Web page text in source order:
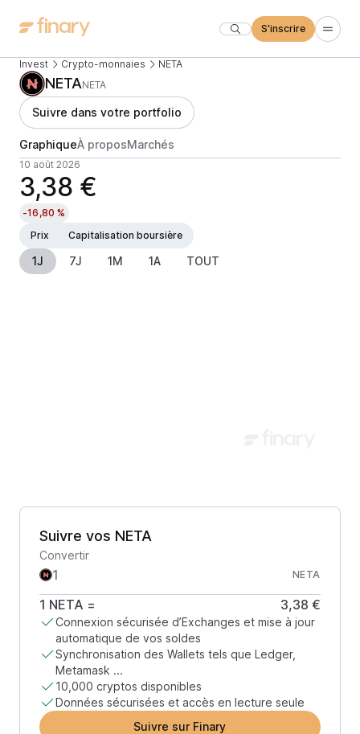
S'inscrire
Invest Crypto-monnaies NETA
NETANETA
Suivre dans votre portfolio
GraphiqueÀ proposMarchés
10 août 2026
3,38 €
-16,80 %
Prix
Capitalisation boursière
1J 7J 1M 1A TOUT
Suivre vos NETA
Convertir
NETA
1 NETA = 3,38 €
Connexion sécurisée d’Exchanges et mise à jour
automatique de vos soldes
Synchronisation des Wallets tels que Ledger,
Metamask ...
10,000 cryptos disponibles
Données sécurisées et accès en lecture seule
Suivre sur Finary